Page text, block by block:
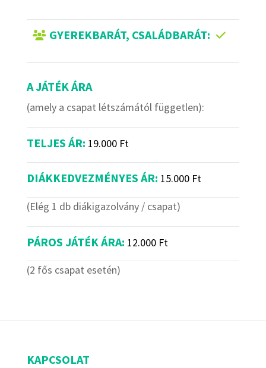
GYEREKBARÁT, CSALÁDBARÁT:
A JÁTÉK ÁRA
(amely a csapat létszámától független):
TELJES ÁR: 19.000 Ft
DIÁKKEDVEZMÉNYES ÁR: 15.000 Ft
(Elég 1 db diákigazolvány / csapat)
PÁROS JÁTÉK ÁRA: 12.000 Ft
(2 fős csapat esetén)
KAPCSOLAT